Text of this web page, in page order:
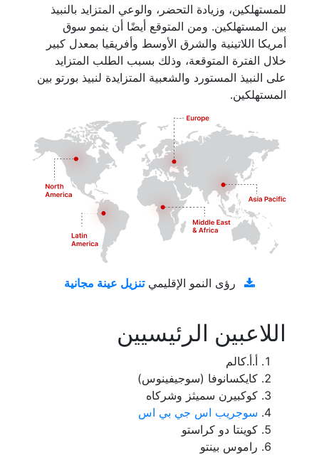
للمستهلكين، وزيادة التحضر، والوعي المتزايد بالنبيذ
بين المستهلكين. ومن المتوقع أيضًا أن ينمو سوق
أمريكا اللاتينية والشرق الأوسط وأفريقيا بمعدل كبير
خلال الفترة المتوقعة، وذلك بسبب الطلب المتزايد
على النبيذ المستورد والشعبية المتزايدة لنبيذ بورتو بين
المستهلكين.
رؤى النمو الإقليمي
اللاعبين الرئيسيين
أ.أ.كالم
كايكسانوفا (سوجيفينوس)
كوكبيرن سميثز وشركاه
سوجريب اس جي بي اس
كوينتا دو كراستو
راموس بينتو